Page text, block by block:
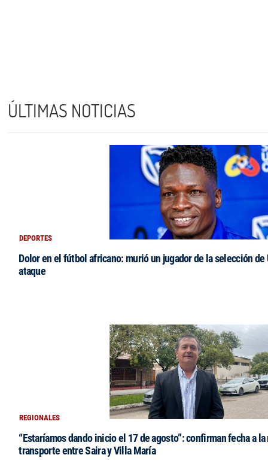
ÚLTIMAS NOTICIAS
DEPORTES
Dolor en el fútbol africano: murió un jugador de la selección
ataque
REGIONALES
“Estaríamos dando inicio el 17 de agosto”: confirman fecha a
transporte entre Saira y Villa María